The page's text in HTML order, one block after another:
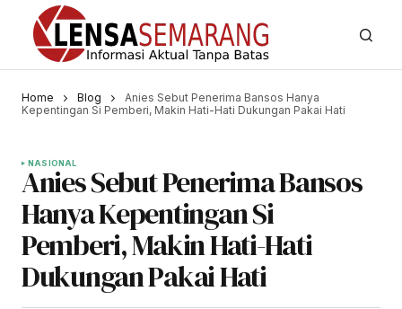
Home Blog
Anies Sebut Penerima Bansos Hanya
Kepentingan Si Pemberi, Makin Hati-Hati Dukungan Pakai Hati
NASIONAL
Anies Sebut Penerima Bansos
Hanya Kepentingan Si
Pemberi, Makin Hati-Hati
Dukungan Pakai Hati